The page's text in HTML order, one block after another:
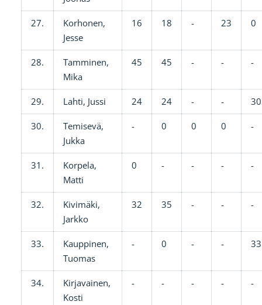
27.
Korhonen,
Jesse
16 18 - 23 0
28.
Tamminen,
Mika
45 45 - - -
29. Lahti, Jussi 24 24 - - 30
30.
Temisevä,
Jukka
- 0 0 0 -
31.
Korpela,
Matti
0 - - - -
32.
Kivimäki,
Jarkko
32 35 - - -
33.
Kauppinen,
Tuomas
- 0 - - 33
34.
Kirjavainen,
Kosti
- - - - -